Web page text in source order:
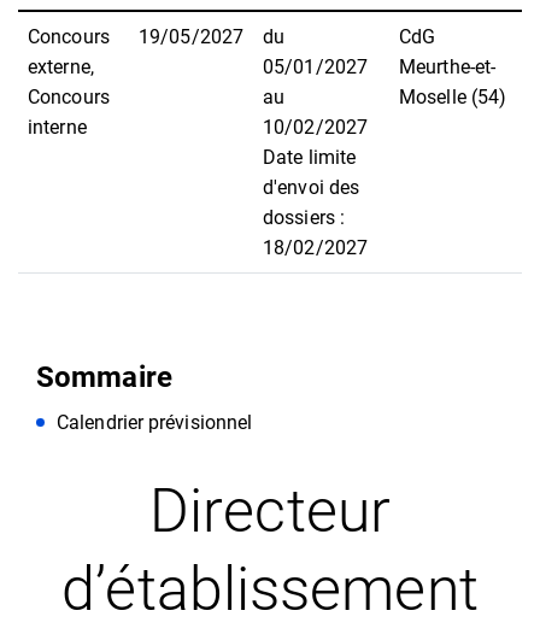
Concours
externe,
Concours
interne
19/05/2027
du
05/01/2027
au
10/02/2027
Date limite
d'envoi des
dossiers :
18/02/2027
CdG
Meurthe-et-
Moselle (54)
Sommaire
Calendrier prévisionnel
Directeur
d’établissement